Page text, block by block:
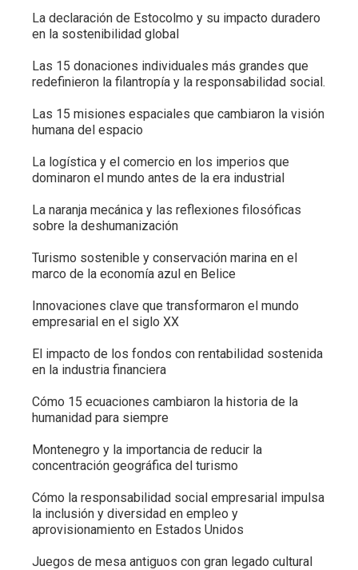
La declaración de Estocolmo y su impacto duradero
en la sostenibilidad global
Las 15 donaciones individuales más grandes que
redefinieron la filantropía y la responsabilidad social.
Las 15 misiones espaciales que cambiaron la visión
humana del espacio
La logística y el comercio en los imperios que
dominaron el mundo antes de la era industrial
La naranja mecánica y las reflexiones filosóficas
sobre la deshumanización
Turismo sostenible y conservación marina en el
marco de la economía azul en Belice
Innovaciones clave que transformaron el mundo
empresarial en el siglo XX
El impacto de los fondos con rentabilidad sostenida
en la industria financiera
Cómo 15 ecuaciones cambiaron la historia de la
humanidad para siempre
Montenegro y la importancia de reducir la
concentración geográfica del turismo
Cómo la responsabilidad social empresarial impulsa
la inclusión y diversidad en empleo y
aprovisionamiento en Estados Unidos
Juegos de mesa antiguos con gran legado cultural